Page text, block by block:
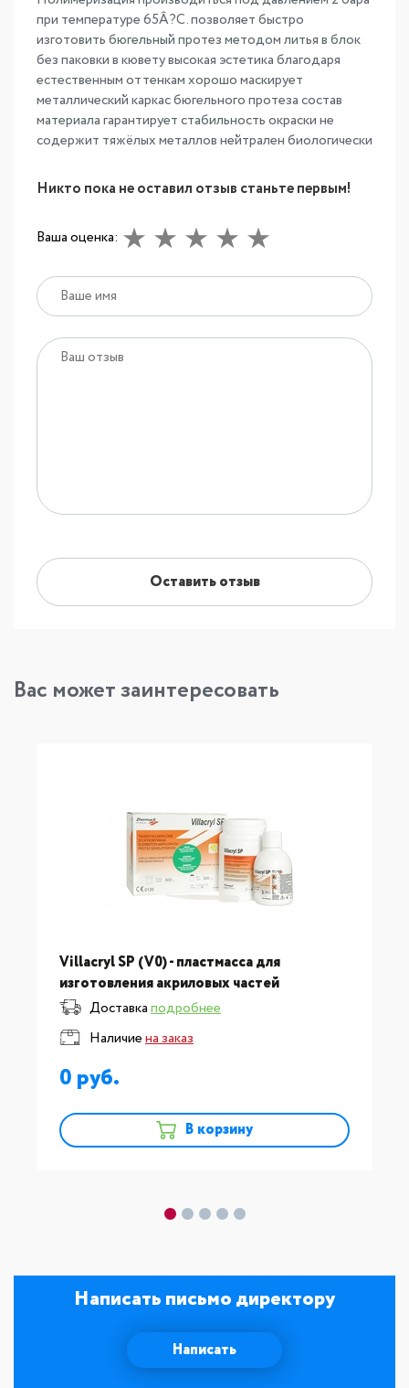
при температуре 65Â?С. позволяет быстро
изготовить бюгельный протез методом литья в блок
без паковки в кювету высокая эстетика благодаря
естественным оттенкам хорошо маскирует
металлический каркас бюгельного протеза состав
материала гарантирует стабильность окраски не
содержит тяжёлых металлов нейтрален биологически
Никто пока не оставил отзыв станьте первым!
Ваша оценка:
Оставить отзыв
Вас может заинтересовать
Villacryl SP (V0) - пластмасса для
изготовления акриловых частей
бюгельных протезов
Доставкаподробнее
Наличиена заказ
0
В корзину
Написать письмо директору
Написать